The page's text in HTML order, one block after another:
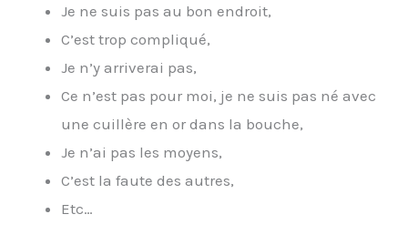
Je ne suis pas au bon endroit,
C’est trop compliqué,
Je n’y arriverai pas,
Ce n’est pas pour moi, je ne suis pas né avec
une cuillère en or dans la bouche,
Je n’ai pas les moyens,
C’est la faute des autres,
Etc…